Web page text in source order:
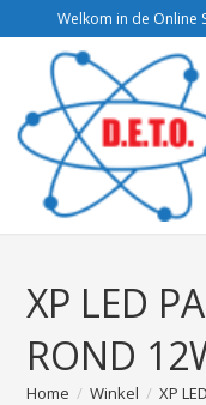
Welkom in de Online
XP LED
ROND
Home / Winkel / XP